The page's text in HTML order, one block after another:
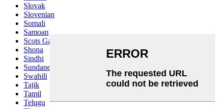
Slovak
Slovenian
Somali
Samoan
Scots Gaelic
Shona
Sindhi
Sundanese
Swahili
Tajik
Tamil
Telugu